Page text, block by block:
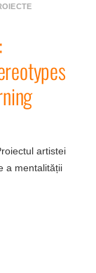
artistei
a mentalității